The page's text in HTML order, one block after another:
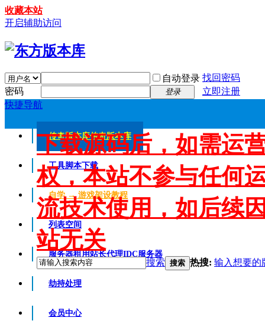
收藏本站
开启辅助访问
自动登录 找回密码
密码
登录
立即注册
快捷导航
传奇版本库传奇版本库
工具脚本下载
自学 → 游戏架设教程
列表空间
服务器租用站长代理IDC服务器
劫持处理
会员中心
下载源码后，如需运
权，本站不参与任何
流技术使用，如后续
站无关
搜索 搜索 热搜: 输入想要的